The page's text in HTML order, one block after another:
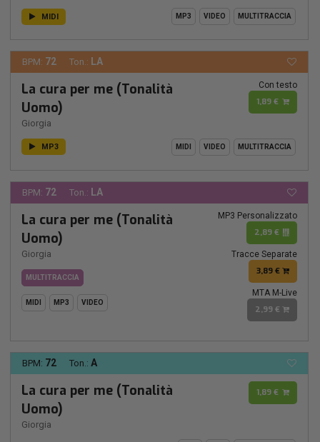
MIDI MP3 VIDEO MULTITRACCIA
BPM: 72 Ton.: LA
La cura per me (Tonalità
Uomo)
Giorgia
Con testo
1,89 €
MP3 MIDI VIDEO MULTITRACCIA
BPM: 72 Ton.: LA
La cura per me (Tonalità
Uomo)
Giorgia
MULTITRACCIA
MIDI MP3 VIDEO
MP3 Personalizzato
2,89 €
Tracce Separate
3,89 €
MTA M-Live
2,99 €
BPM: 72 Ton.: A
La cura per me (Tonalità
Uomo)
Giorgia
1,89 €